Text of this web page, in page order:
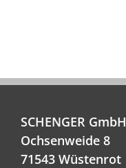
SCHENGER GmbH
Ochsenweide 8
71543 Wüstenrot